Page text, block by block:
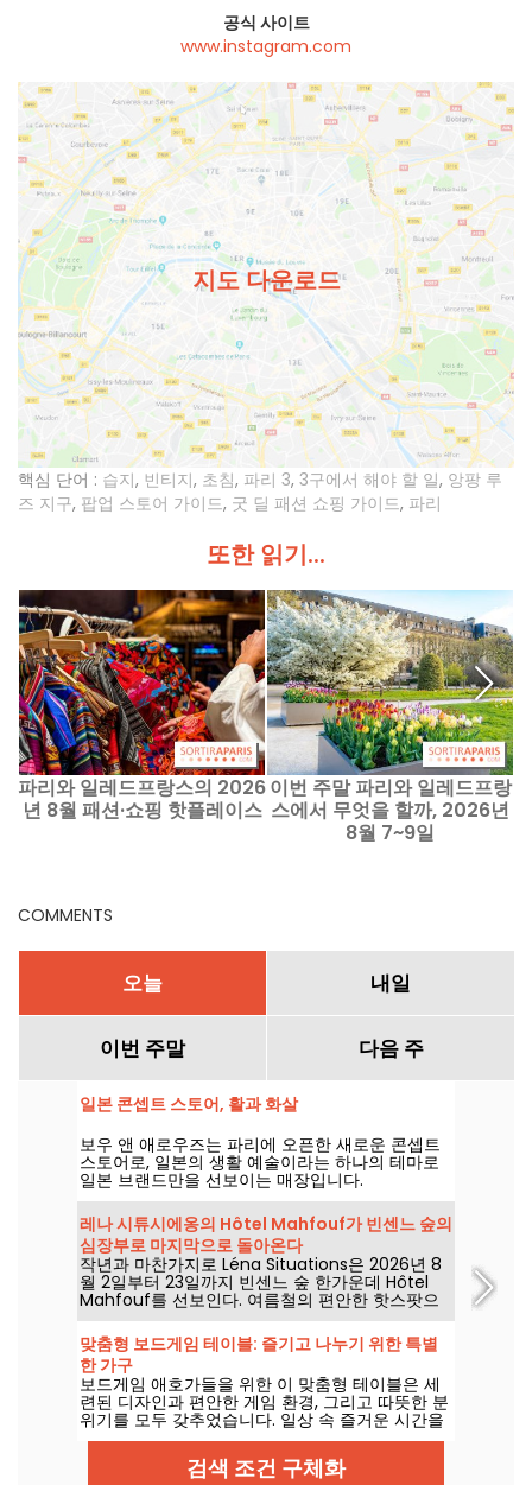
공식 사이트
www.instagram.com
지도 다운로드
핵심 단어 : 습지, 빈티지, 초침, 파리 3, 3구에서 해야 할 일, 앙팡 루
즈 지구, 팝업 스토어 가이드, 굿 딜 패션 쇼핑 가이드, 파리
또한 읽기...
파리와 일레드프랑스의 2026
년 8월 패션·쇼핑 핫플레이스
이번 주말 파리와 일레드프랑
스에서 무엇을 할까, 2026년
8월 7~9일
COMMENTS
오늘 내일
이번 주말 다음 주
일본 콘셉트 스토어, 활과 화살
보우 앤 애로우즈는 파리에 오픈한 새로운 콘셉트
스토어로, 일본의 생활 예술이라는 하나의 테마로
일본 브랜드만을 선보이는 매장입니다.
레나 시튜시에옹의 Hôtel Mahfouf가 빈센느 숲의
심장부로 마지막으로 돌아온다
작년과 마찬가지로 Léna Situations은 2026년 8
월 2일부터 23일까지 빈센느 숲 한가운데 Hôtel
Mahfouf를 선보인다. 여름철의 편안한 핫스팟으
로, 8월 브이로그와 쇼핑, 채식 간식과 휴식이 어우
러진 한여름의 분위기 속에 다가오는 노스탤지아를
남긴다.
맞춤형 보드게임 테이블: 즐기고 나누기 위한 특별
한 가구
보드게임 애호가들을 위한 이 맞춤형 테이블은 세
련된 디자인과 편안한 게임 환경, 그리고 따뜻한 분
위기를 모두 갖추었습니다. 일상 속 즐거운 시간을
더욱 특별하게 만들어줄 이 가구는 온라인 주문으
로 만나보실 수 있습니다.검색 조건 구체화